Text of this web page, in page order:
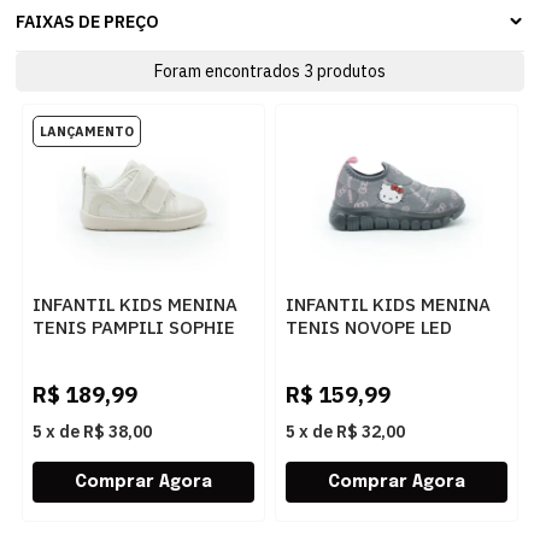
FAIXAS DE PREÇO
Foram encontrados 3 produtos
INFANTIL KIDS MENINA
TENIS PAMPILI SOPHIE
R$ 189,99
5 x de R$ 38,00
INFANTIL KIDS MENINA
TENIS NOVOPE LED
R$ 159,99
5 x de R$ 32,00